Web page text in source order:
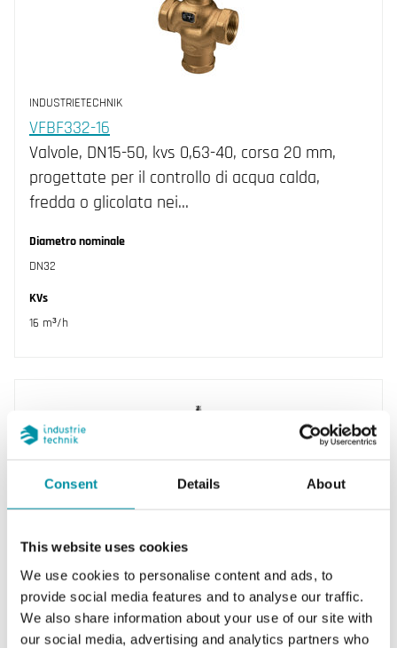
Consent Details About
This website uses cookies
We use cookies to personalise content and ads, to
provide social media features and to analyse our traffic.
We also share information about your use of our site with
our social media, advertising and analytics partners who
INDUSTRIETECHNIK
VFBF332-16
Valvole, DN15-50, kvs 0,63-40, corsa 20 mm,
progettate per il controllo di acqua calda,
fredda o glicolata nei…
Diametro nominale
DN32
KVs
16 m³/h
GFH3100-160
Valvole di controllo, vie DN15-150, kvs 2.5-315,
standard DIN, per l’uso nei sistemi di